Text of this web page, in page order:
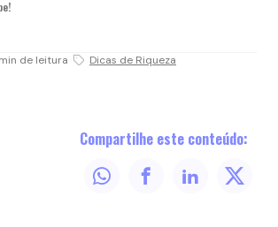
de leitura Dicas de Riqueza
Compartilhe este conteúdo: